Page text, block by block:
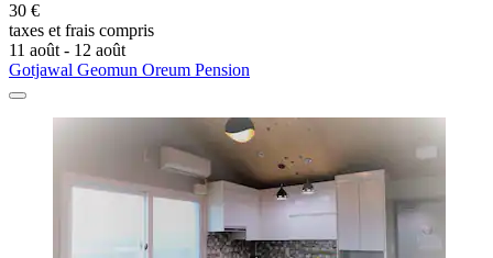
30 €
taxes et frais compris
11 août - 12 août
Gotjawal Geomun Oreum Pension